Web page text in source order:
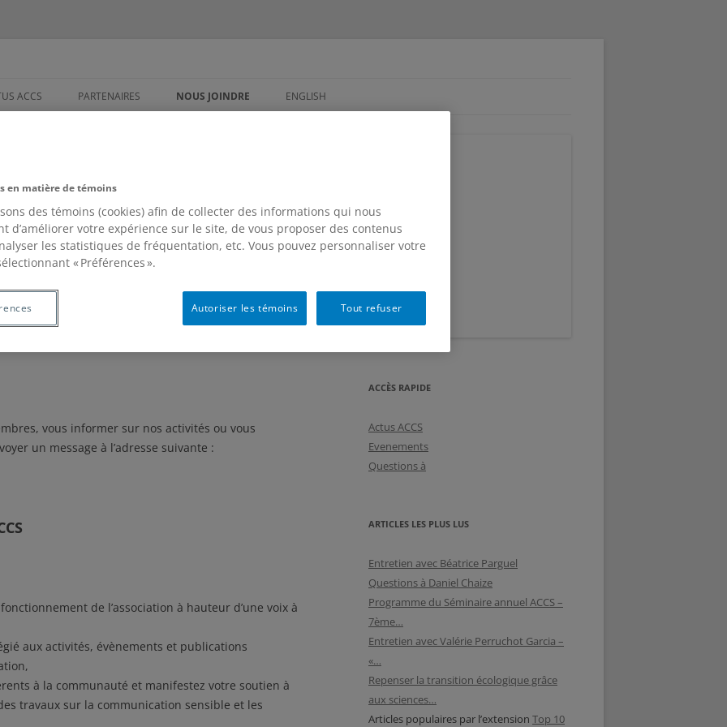
ACCS PARTENAIRES NOUS JOINDRE ENGLISH
vous informer sur nos activités ou vous
un message à l’adresse suivante :
de l’association à hauteur d’une voix à
aux activités, évènements et publications
à la communauté et manifestez votre soutien à
travaux sur la communication sensible et les
ACCÈS RAPIDE
Actus ACCS
Evenements
Questions à
ARTICLES LES PLUS LUS
Entretien avec Béatrice Parguel
Questions à Daniel Chaize
Programme du Séminaire annuel ACCS –
7ème…
Entretien avec Valérie Perruchot Garcia –
«…
Repenser la transition écologique grâce
aux sciences…
Articles populaires par l’extension Top 10
en matière de témoins
des témoins (cookies) afin de collecter des informations qui nous
d’améliorer votre expérience sur le site, de vous proposer des contenus
les statistiques de fréquentation, etc. Vous pouvez personnaliser votre
« Préférences ».
Tout refuser
Autoriser les témoins